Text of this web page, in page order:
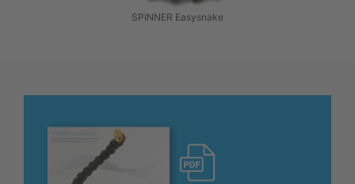
SPINNER Easysnake